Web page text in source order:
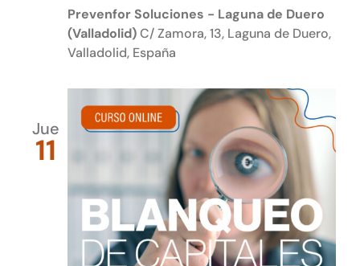
Prevenfor Soluciones - Laguna de Duero
(Valladolid)C/ Zamora, 13, Laguna de Duero,
Valladolid, España
Jue
11